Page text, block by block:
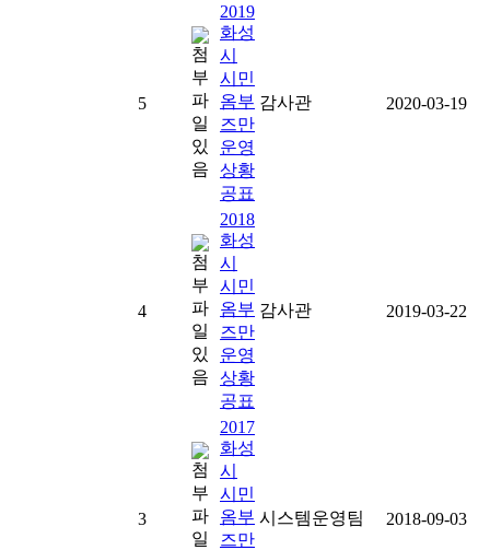
5
2019
화성
시
시민
옴부
즈만
운영
상황
공표
감사관 2020-03-19
4
2018
화성
시
시민
옴부
즈만
운영
상황
공표
감사관 2019-03-22
3
2017
화성
시
시민
옴부
즈만
시스템운영팀 2018-09-03